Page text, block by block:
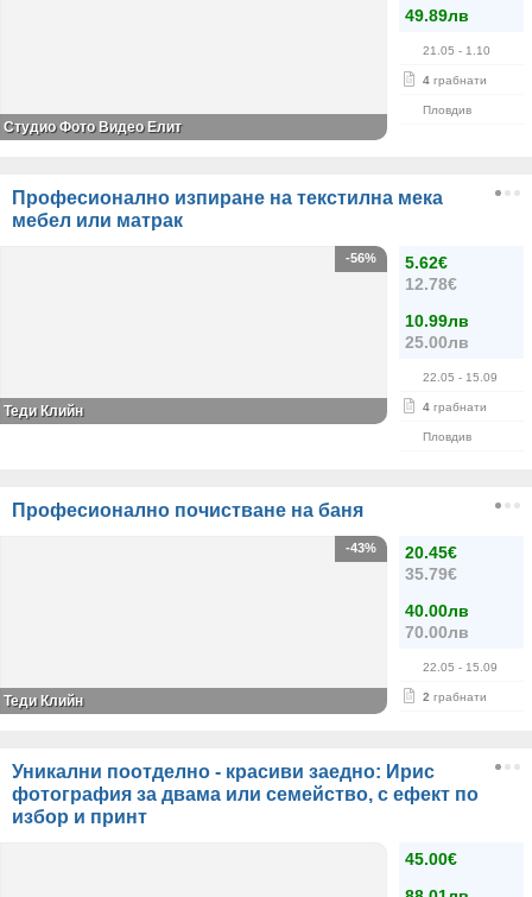
49.89лв
21.05 - 1.10
4 грабнати
Пловдив
Студио Фото Видео Елит
Професионално изпиране на текстилна мека
мебел или матрак
5.62€
12.78€
10.99лв
25.00лв
22.05 - 15.09
4 грабнати
Пловдив
-56%
Теди Клийн
Професионално почистване на баня
20.45€
35.79€
40.00лв
70.00лв
22.05 - 15.09
2 грабнати
-43%
Теди Клийн
Уникални поотделно - красиви заедно: Ирис
фотография за двама или семейство, с ефект по
избор и принт
45.00€